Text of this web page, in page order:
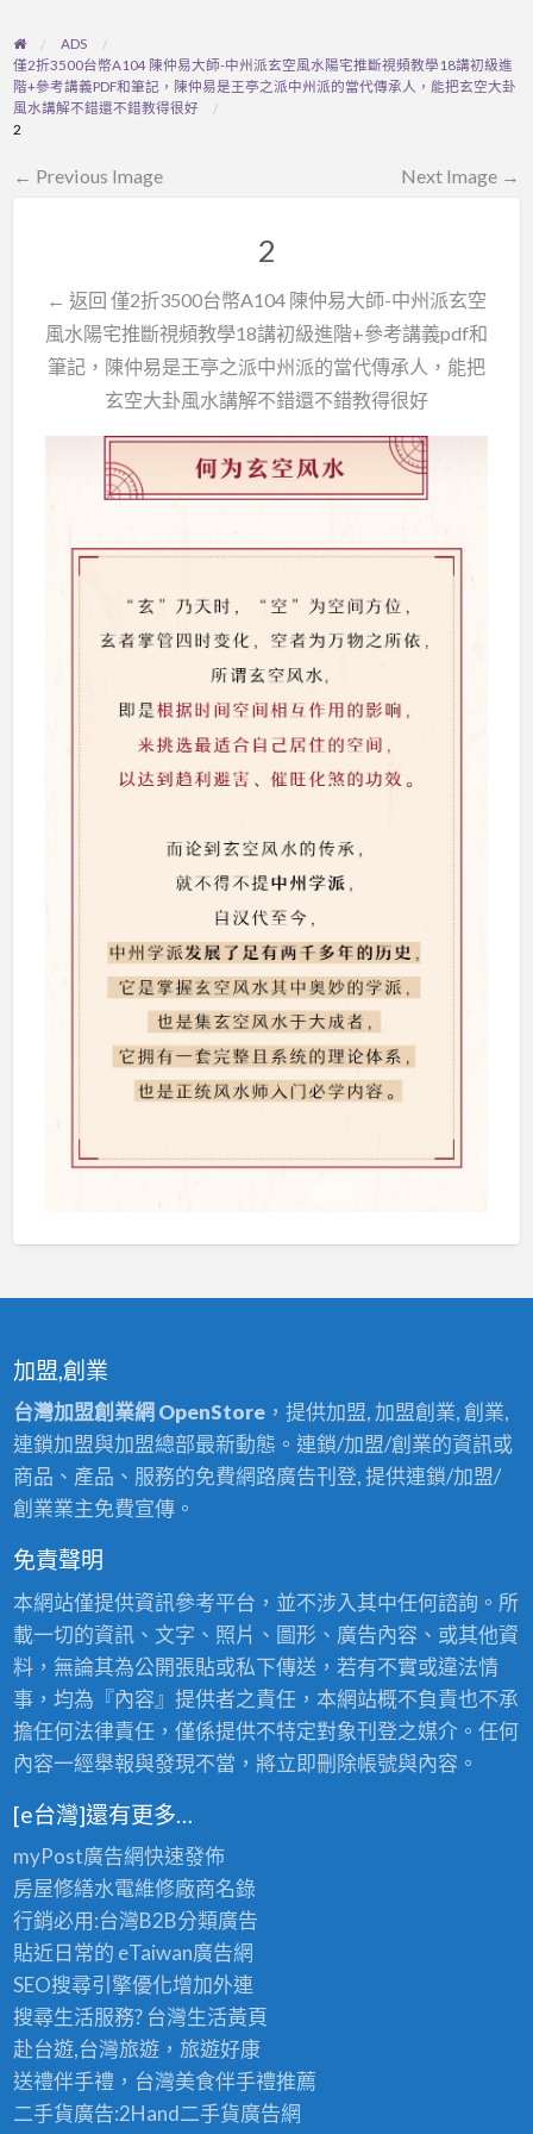
ADS
僅2折3500台幣A104 陳仲易大師-中州派玄空風水陽宅推斷視頻教學18講初級進
階+參考講義PDF和筆記，陳仲易是王亭之派中州派的當代傳承人，能把玄空大卦
風水講解不錯還不錯教得很好
2
← Previous Image Next Image →
2
← 返回 僅2折3500台幣A104 陳仲易大師-中州派玄空
風水陽宅推斷視頻教學18講初級進階+參考講義pdf和
筆記，陳仲易是王亭之派中州派的當代傳承人，能把
玄空大卦風水講解不錯還不錯教得很好
加盟,創業
台灣加盟創業網 OpenStore，提供加盟, 加盟創業, 創業,
連鎖加盟與加盟總部最新動態。連鎖/加盟/創業的資訊或
商品、產品、服務的免費網路廣告刊登, 提供連鎖/加盟/
創業業主免費宣傳。
免責聲明
本網站僅提供資訊參考平台，並不涉入其中任何諮詢。所
載一切的資訊、文字、照片、圖形、廣告內容、或其他資
料，無論其為公開張貼或私下傳送，若有不實或違法情
事，均為『內容』提供者之責任，本網站概不負責也不承
擔任何法律責任，僅係提供不特定對象刊登之媒介。任何
內容一經舉報與發現不當，將立即刪除帳號與內容。
[e台灣]還有更多…
myPost廣告網快速發佈
房屋修繕水電維修廠商名錄
行銷必用:台灣B2B分類廣告
貼近日常的 eTaiwan廣告網
SEO搜尋引擎優化增加外連
搜尋生活服務? 台灣生活黃頁
赴台遊,台灣旅遊，旅遊好康
送禮伴手禮，台灣美食伴手禮推薦
二手貨廣告:2Hand二手貨廣告網